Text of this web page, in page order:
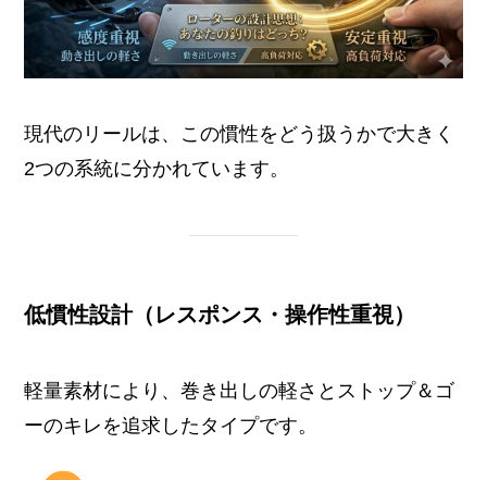
現代のリールは、この慣性をどう扱うかで大きく
2つの系統に分かれています。
低慣性設計（レスポンス・操作性重視）
軽量素材により、巻き出しの軽さとストップ＆ゴ
ーのキレを追求したタイプです。